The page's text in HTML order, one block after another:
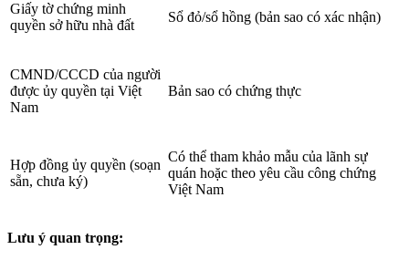
Giấy tờ chứng minh
quyền sở hữu nhà đất
Sổ đỏ/sổ hồng (bản sao có xác nhận)
CMND/CCCD của người
được ủy quyền tại Việt
Nam
Bản sao có chứng thực
Hợp đồng ủy quyền (soạn
sẵn, chưa ký)
Có thể tham khảo mẫu của lãnh sự
quán hoặc theo yêu cầu công chứng
Việt Nam
Lưu ý quan trọng: